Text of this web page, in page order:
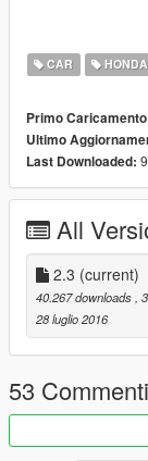
Local da
SE CASO VC
DEIXAR OS
Replaces the car:
Converted & Edit
Youtube:
Location of the
Location of the
IF YOU ARE
THE CREDITS
CAR HONDA
Primo
Ultimo
Last Downloaded:
All
2.3 (current)
40.267 downloads,
28 luglio 2016
53 Commenti